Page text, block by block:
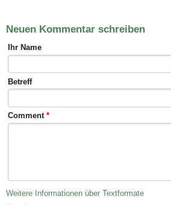
Neuen Kommentar schreiben
Ihr Name
Betreff
Comment *
Weitere Informationen über Textformate